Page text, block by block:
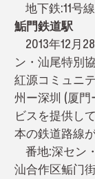
地下鉄:11号
鮜門鉄道駅
2013年12月
ン・汕尾特別
紅源コミュニ
州ー深圳 (厦
ビスを提供し
本の鉄道路線
番地:深セン
汕合作区鲘门